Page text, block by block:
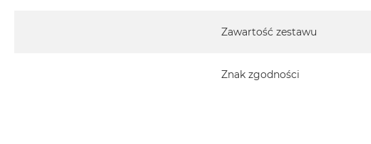
Zawartość zestawu
Znak zgodności